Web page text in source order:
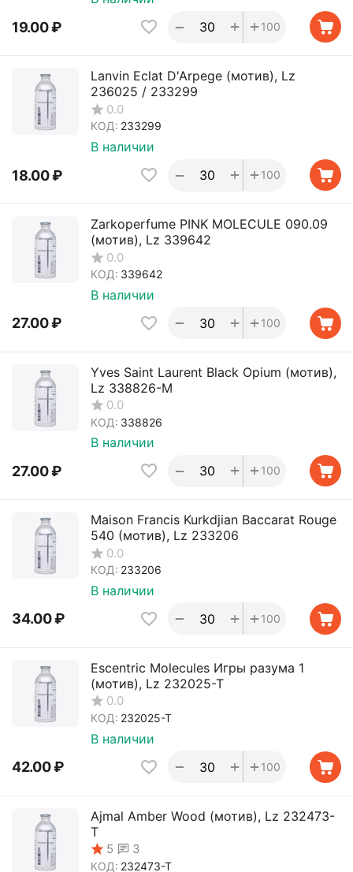
19.00₽ + 100
+
−
Lanvin Eclat D'Arpege (мотив), Lz
236025 / 233299
0.0
КОД: 233299
В наличии
18.00₽ + 100
+
−
Zarkoperfume PINK MOLECULE 090.09
(мотив), Lz 339642
0.0
КОД: 339642
В наличии
27.00₽ + 100
+
−
Yves Saint Laurent Black Opium (мотив),
Lz 338826-M
0.0
КОД: 338826
В наличии
27.00₽ + 100
+
−
Maison Francis Kurkdjian Baccarat Rouge
540 (мотив), Lz 233206
0.0
КОД: 233206
В наличии
34.00₽ + 100
+
−
Escentric Molecules Игры разума 1
(мотив), Lz 232025-T
0.0
КОД: 232025-T
В наличии
42.00₽ + 100
+
−
Ajmal Amber Wood (мотив), Lz 232473-
T
5 3
КОД: 232473-T